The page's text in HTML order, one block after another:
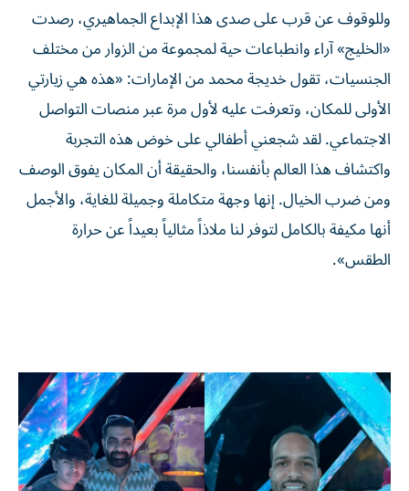
وللوقوف عن قرب على صدى هذا الإبداع الجماهيري، رصدت
«الخليج» آراء وانطباعات حية لمجموعة من الزوار من مختلف
الجنسيات، تقول خديجة محمد من الإمارات: «هذه هي زيارتي
الأولى للمكان، وتعرفت عليه لأول مرة عبر منصات التواصل
الاجتماعي. لقد شجعني أطفالي على خوض هذه التجربة
واكتشاف هذا العالم بأنفسنا، والحقيقة أن المكان يفوق الوصف
ومن ضرب الخيال. إنها وجهة متكاملة وجميلة للغاية، والأجمل
أنها مكيفة بالكامل لتوفر لنا ملاذاً مثالياً بعيداً عن حرارة
الطقس».